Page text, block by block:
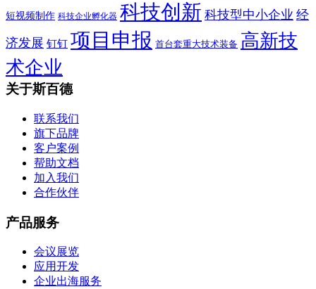
短视频制作 科技企业孵化器 科技创新 科技型中小企业 经
济发展 钉钉 项目申报 首台套重大技术装备 高新技
术企业
关于斯百德
联系我们
旗下品牌
客户案例
帮助文档
加入我们
合作伙伴
产品服务
会议展览
应用开发
企业出海服务